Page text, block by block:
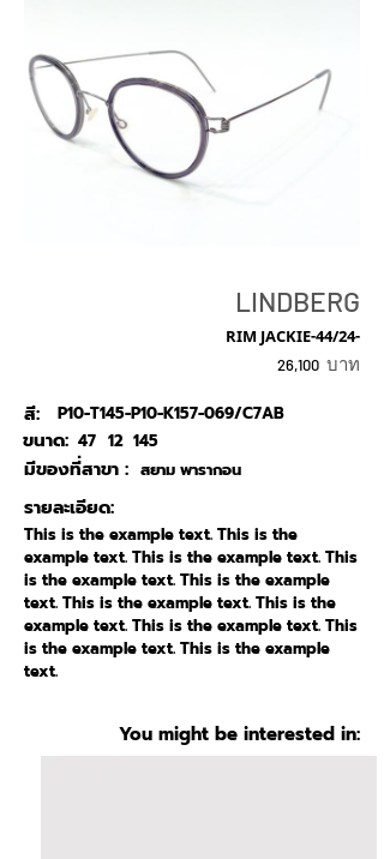
LINDBERG
RIM JACKIE-44/24-
26,100 บาท
สี:
P10-T145-P10-K157-069/C7AB
47
ขนาด: 12 145
สยาม พารากอน
มีของที่สาขา :
รายละเอียด:
This is the example text. This is the
example text. This is the example text. This
is the example text. This is the example
text. This is the example text. This is the
example text. This is the example text. This
is the example text. This is the example
text.
You might be interested in: